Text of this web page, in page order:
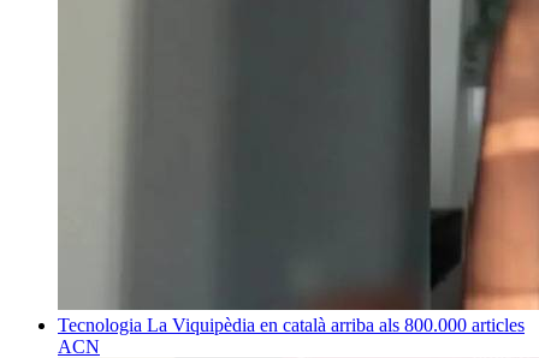
Tecnologia La Viquipèdia en català arriba als 800.000 articles
ACN